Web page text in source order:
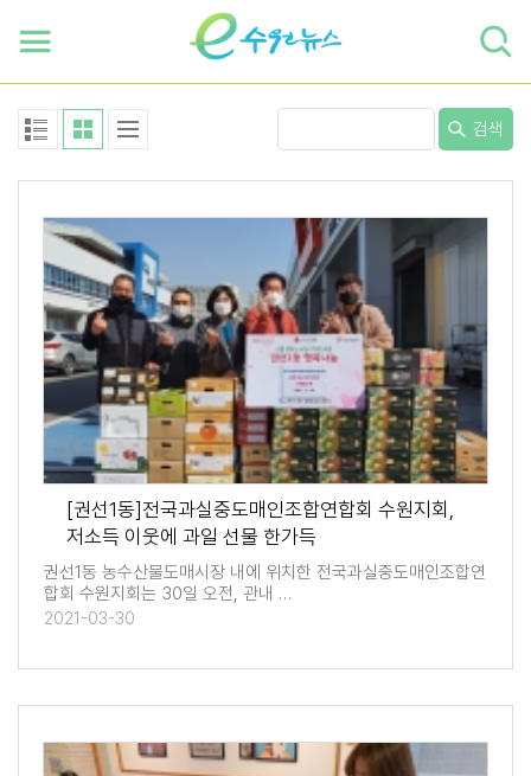
검색
[권선1동]전국과실중도매인조합연합회 수원지회,
저소득 이웃에 과일 선물 한가득
권선1동 농수산물도매시장 내에 위치한 전국과실중도매인조합연
합회 수원지회는 30일 오전, 관내 …
2021-03-30